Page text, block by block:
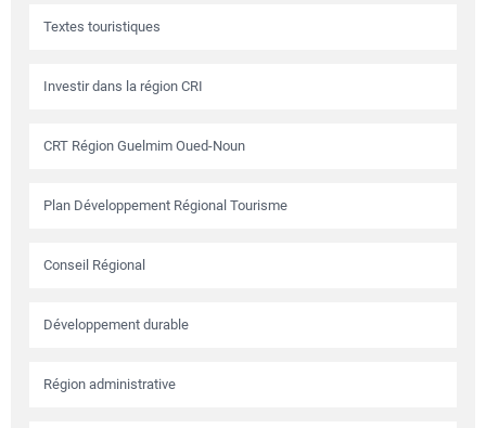
Textes touristiques
Investir dans la région CRI
CRT Région Guelmim Oued-Noun
Plan Développement Régional Tourisme
Conseil Régional
Développement durable
Région administrative